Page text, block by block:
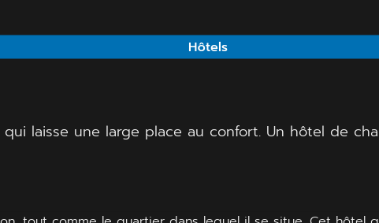
Hôtels
laisse une large place au confort. Un hôtel de